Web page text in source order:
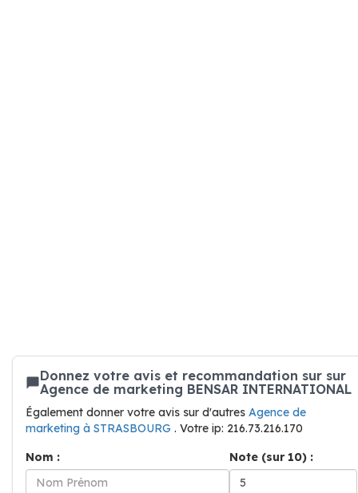
Donnez votre avis et recommandation sur sur
Agence de marketing BENSAR INTERNATIONAL
Également donner votre avis sur d'autres Agence de
marketing à STRASBOURG . Votre ip: 216.73.216.170
Nom :
Note (sur 10) :